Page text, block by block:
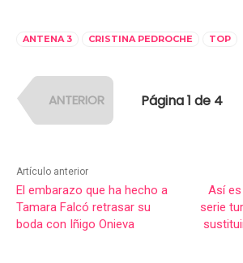
ANTENA 3 CRISTINA PEDROCHE TOP
ANTERIOR Página 1 de 4
Artículo anterior
El embarazo que ha hecho a
Tamara Falcó retrasar su
boda con Iñigo Onieva
Así es
serie